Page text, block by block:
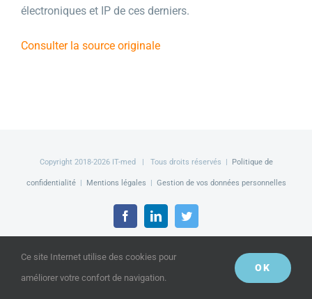
électroniques et IP de ces derniers.
Consulter la source originale
Copyright 2018-2026 IT-med | Tous droits réservés | Politique de
confidentialité| Mentions légales | Gestion de vos données personnelles
FacebookLinkedInTwitter
Ce site Internet utilise des cookies pour
améliorer votre confort de navigation.
OK